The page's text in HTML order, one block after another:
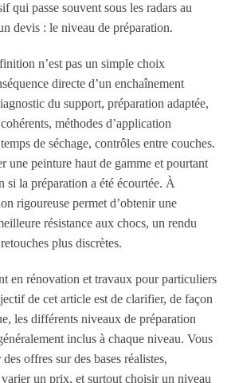
qui passe souvent sous les radars au
devis : le niveau de préparation.
n’est pas un simple choix
directe d’un enchaînement
du support, préparation adaptée,
méthodes d’application
de séchage, contrôles entre couches.
une peinture haut de gamme et pourtant
si la préparation a été écourtée. À
rigoureuse permet d’obtenir une
résistance aux chocs, un rendu
plus discrètes.
en rénovation et travaux pour particuliers
de cet article est de clarifier, de façon
les différents niveaux de préparation
inclus à chaque niveau. Vous
offres sur des bases réalistes,
un prix, et surtout choisir un niveau